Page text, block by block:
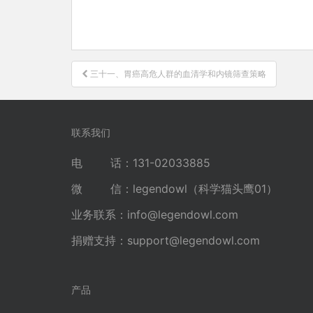
文
章
导
三十一、胃癌高危人群的血清学和内镜筛查策略
联系我们
电 话：131-02033885
微 信：legendowl（科学猫头鹰01）
业务联系： info@legendowl.com
捐赠支持： support@legendowl.com
产品